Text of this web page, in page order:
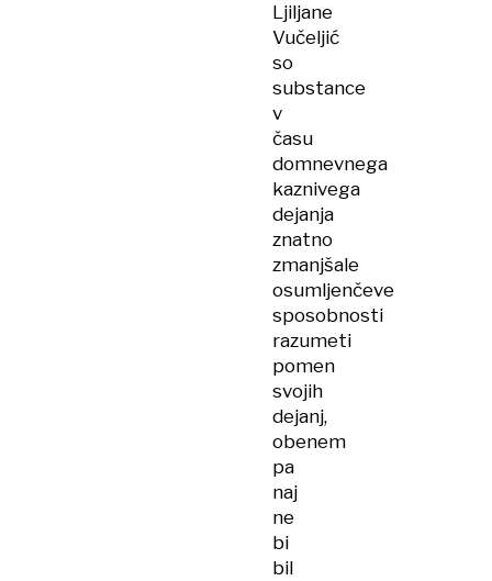
Ljiljane
Vučeljić
so
substance
v
času
domnevnega
kaznivega
dejanja
znatno
zmanjšale
osumljenčeve
sposobnosti
razumeti
pomen
svojih
dejanj,
obenem
pa
naj
ne
bi
bil